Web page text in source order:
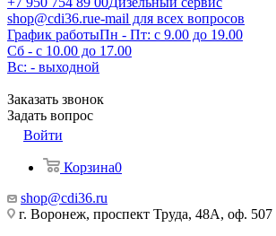
shop@cdi36.rue-mail для всех вопросов
График работыПн - Пт: с 9.00 до 19.00
Сб - с 10.00 до 17.00
Вс: - выходной
Заказать звонок
Задать вопрос
Войти
Корзина0
shop@cdi36.ru
г. Воронеж, проспект Труда, 48А, оф. 507